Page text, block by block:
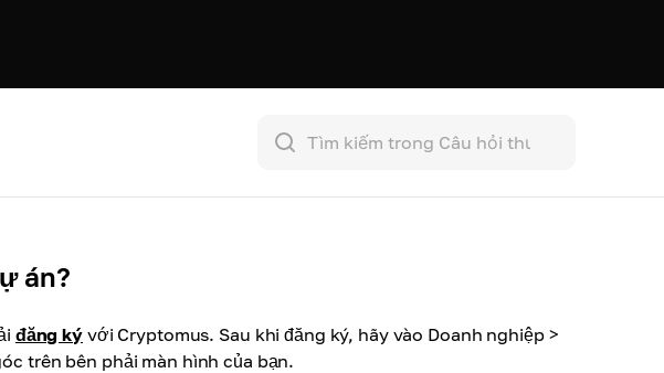
án?
đăng ký với Cryptomus. Sau khi đăng ký, hãy vào Doanh nghiệp >
trên bên phải màn hình của bạn.